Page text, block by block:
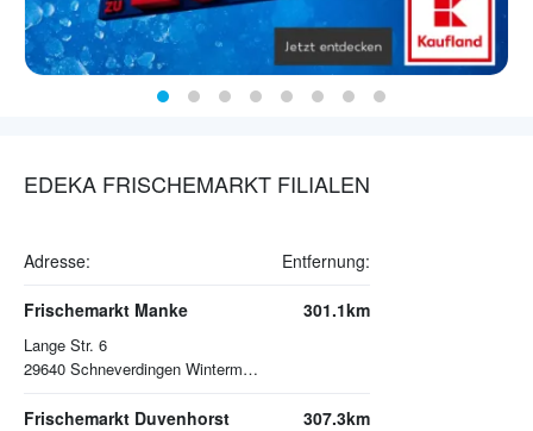
EDEKA FRISCHEMARKT FILIALEN
Adresse: Entfernung:
Frischemarkt Manke
Lange Str. 6
29640 Schneverdingen Wintermoor
301.1km
Frischemarkt Duvenhorst 307.3km